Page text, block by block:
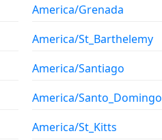
America/Grenada
America/St_Barthelemy
America/Santiago
America/Santo_Domingo
America/St_Kitts